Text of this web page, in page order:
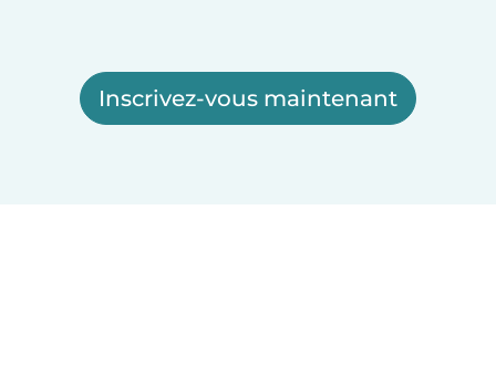
Inscrivez-vous maintenant